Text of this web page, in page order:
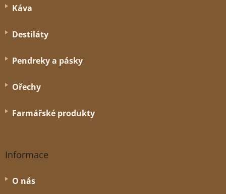
Káva
Destiláty
Pendreky a pásky
Ořechy
Farmářské produkty
Informace
O nás